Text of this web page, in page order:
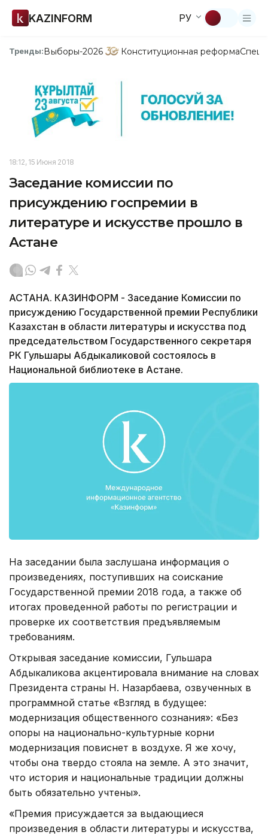
KAZINFORM РУ
Тренды:Выборы-2026 Конституционная реформа
18:12, 15 Июня 2018
Заседание комиссии по
присуждению госпремии в
литературе и искусстве прошло в
Астане
АСТАНА. КАЗИНФОРМ - Заседание Комиссии по
присуждению Государственной премии Республики
Казахстан в области литературы и искусства под
председательством Государственного секретаря
РК Гульшары Абдыкаликовой состоялось в
Национальной библиотеке в Астане.
На заседании была заслушана информация о
произведениях, поступивших на соискание
Государственной премии 2018 года, а также об
итогах проведенной работы по регистрации и
проверке их соответствия предъявляемым
требованиям.
Открывая заседание комиссии, Гульшара
Абдыкаликова акцентировала внимание на словах
Президента страны Н. Назарбаева, озвученных в
программной статье «Взгляд в будущее:
модернизация общественного сознания»: «Без
опоры на национально-культурные корни
модернизация повиснет в воздухе. Я же хочу,
чтобы она твердо стояла на земле. А это значит,
что история и национальные традиции должны
быть обязательно учтены».
«Премия присуждается за выдающиеся
произведения в области литературы и искусства,